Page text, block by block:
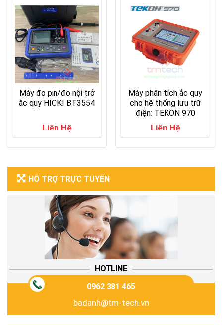
Máy đo pin/đo nội trở
ắc quy HIOKI BT3554
Liên Hệ
Máy phân tích ắc quy
cho hệ thống lưu trữ
điện: TEKON 970
Liên Hệ
HỖ TRỢ TRỰC TUYẾN
HOTLINE
0962 381 465
badanh@tm-tech.vn